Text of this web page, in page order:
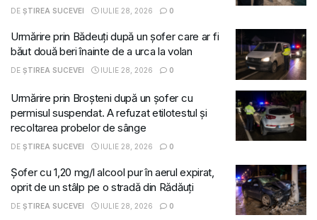
DE ȘTIREA SUCEVEI IULIE 28, 2026 0
Urmărire prin Bădeuți după un șofer care ar fi
băut două beri înainte de a urca la volan
DE ȘTIREA SUCEVEI IULIE 28, 2026 0
Urmărire prin Broșteni după un șofer cu
permisul suspendat. A refuzat etilotestul și
recoltarea probelor de sânge
DE ȘTIREA SUCEVEI IULIE 28, 2026 0
Șofer cu 1,20 mg/l alcool pur în aerul expirat,
oprit de un stâlp pe o stradă din Rădăuți
DE ȘTIREA SUCEVEI IULIE 28, 2026 0